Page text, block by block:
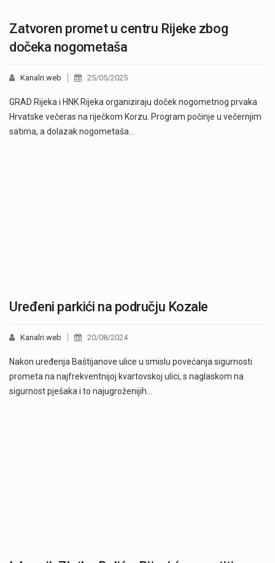
Zatvoren promet u centru Rijeke zbog
dočeka nogometaša
Kanalri.web 25/05/2025
GRAD Rijeka i HNK Rijeka organiziraju doček nogometnog prvaka
Hrvatske večeras na riječkom Korzu. Program počinje u večernjim
satima, a dolazak nogometaša…
Uređeni parkići na području Kozale
Kanalri.web 20/08/2024
Nakon uređenja Baštijanove ulice u smislu povećanja sigurnosti
prometa na najfrekventnijoj kvartovskoj ulici, s naglaskom na
sigurnost pješaka i to najugroženijih…